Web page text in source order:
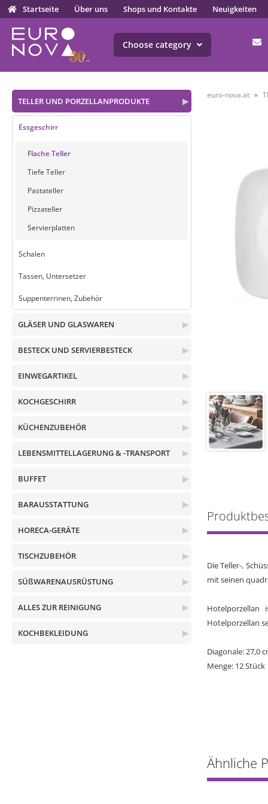
Startseite Über uns Shops und Kontakte Neuigkeiten
Choose category
▶
TELLER UND PORZELLANPRODUKTE
Essgeschirr
Flache Teller
Tiefe Teller
Pastateller
Pizzateller
Servierplatten
Schalen
Tassen, Untersetzer
Suppenterrinen, Zubehör
▶
GLÄSER UND GLASWAREN
▶
BESTECK UND SERVIERBESTECK
▶
EINWEGARTIKEL
▶
KOCHGESCHIRR
▶
KÜCHENZUBEHÖR
▶
LEBENSMITTELLAGERUNG & -TRANSPORT
▶
BUFFET
▶
BARAUSSTATTUNG
▶
HORECA-GERÄTE
▶
TISCHZUBEHÖR
▶
SÜßWARENAUSRÜSTUNG
▶
ALLES ZUR REINIGUNG
▶
KOCHBEKLEIDUNG
euro-nova.at
Die Teller-,
mit seinen
Hotelporzellan
Hotelporzellan
Diagonale: 27,0
Menge: 12 Stück
Ähnliche